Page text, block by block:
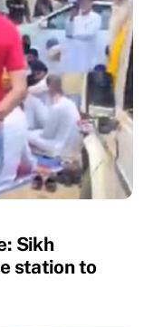
Sikh
station to